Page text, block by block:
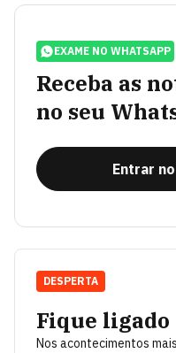
EXAME NO WHATSAPP
Receba as
no seu
Entrar
Fique ligado
Nos acontecimentos
DESPERTA